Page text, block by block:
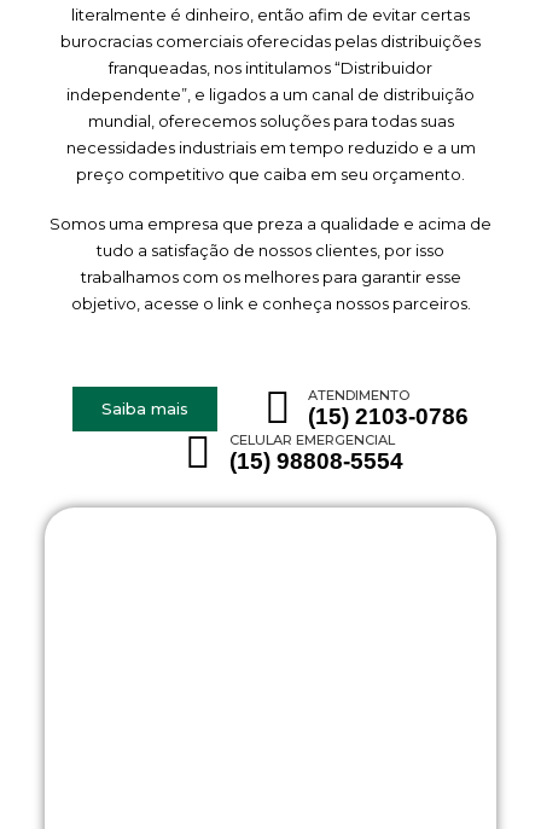
literalmente é dinheiro, então afim de evitar certas
burocracias comerciais oferecidas pelas distribuições
franqueadas, nos intitulamos “Distribuidor
independente”, e ligados a um canal de distribuição
mundial, oferecemos soluções para todas suas
necessidades industriais em tempo reduzido e a um
preço competitivo que caiba em seu orçamento.
Somos uma empresa que preza a qualidade e acima de
tudo a satisfação de nossos clientes, por isso
trabalhamos com os melhores para garantir esse
objetivo, acesse o link e conheça nossos parceiros.
Saiba mais
ATENDIMENTO
(15) 2103-0786
CELULAR EMERGENCIAL
(15) 98808-5554